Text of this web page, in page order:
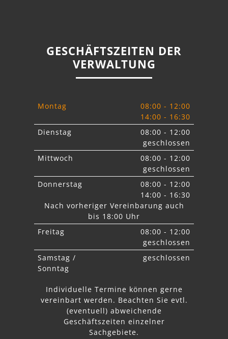
GESCHÄFTSZEITEN DER
VERWALTUNG
Montag
08:00 - 12:00
14:00 - 16:30
Dienstag
08:00 - 12:00
geschlossen
Mittwoch
08:00 - 12:00
geschlossen
Donnerstag
08:00 - 12:00
14:00 - 16:30
Nach vorheriger Vereinbarung auch
bis 18:00 Uhr
Freitag
08:00 - 12:00
geschlossen
Samstag /
Sonntag
geschlossen
Individuelle Termine können gerne
vereinbart werden. Beachten Sie evtl.
abweichende
Geschäftszeiten einzelner
Sachgebiete.